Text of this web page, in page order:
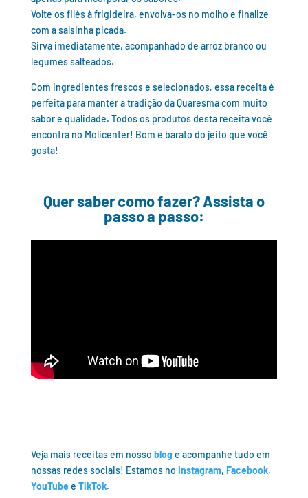
Volte os filés à frigideira, envolva-os no molho e finalize
com a salsinha picada.
Sirva imediatamente, acompanhado de arroz branco ou
legumes salteados.
Com ingredientes frescos e selecionados, essa receita é
perfeita para manter a tradição da Quaresma com muito
sabor e qualidade. Todos os produtos desta receita você
encontra no Molicenter! Bom e barato do jeito que você
gosta!
Quer saber como fazer? Assista o
passo a passo:
Veja mais receitas em nosso blog e acompanhe tudo em
nossas redes sociais! Estamos no Instagram, Facebook,
YouTube e TikTok.